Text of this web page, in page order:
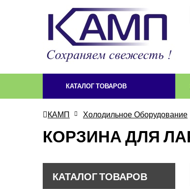
КАТАЛОГ ТОВАРОВ
КАМП Холодильное Оборудование
КОРЗИНА ДЛЯ
КАТАЛОГ ТОВАРОВ